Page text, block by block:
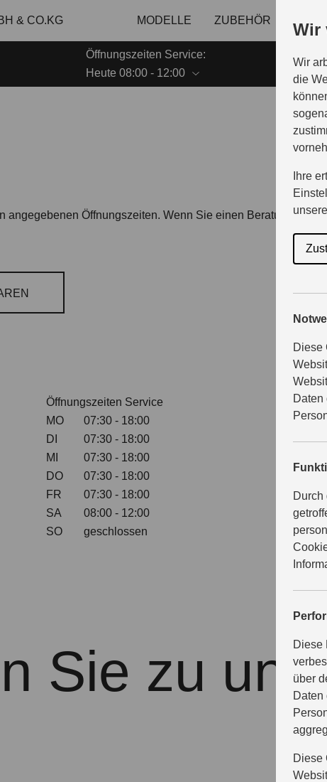
Wir
Wir
die
Ihre
Diese
Daten
Durch
Diese
über
Daten
Diese
& CO.KG MODELLE ZUBEHÖR
Öffnungszeiten Service:
Heute 08:00 - 12:00
angegebenen Öffnungszeiten. Wenn Sie einen
Öffnungszeiten Service
MO
07:30 - 18:00
DI
07:30 - 18:00
MI
07:30 - 18:00
DO
07:30 - 18:00
FR
07:30 - 18:00
SA
08:00 - 12:00
SO
geschlossen
Sie zu uns